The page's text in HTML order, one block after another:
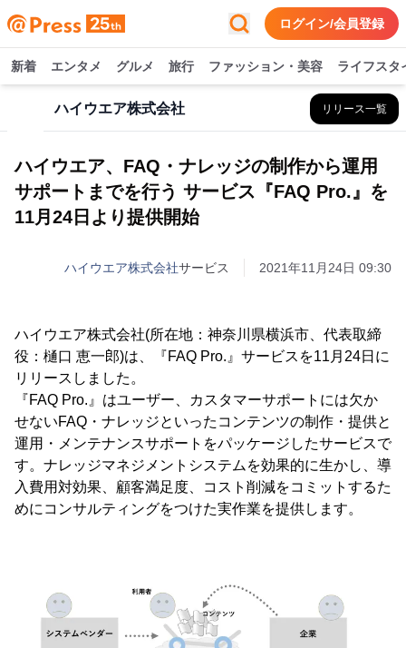
ログイン/会員登録
新着 エンタメ グルメ 旅行 ファッション・美容 ライフスタ
ハイウエア株式会社 リリース一覧
ハイウエア、FAQ・ナレッジの制作から運用
サポートまでを行う サービス『FAQ Pro.』を
11月24日より提供開始
ハイウエア株式会社サービス 2021年11月24日 09:30
ハイウエア株式会社(所在地：神奈川県横浜市、代表取締
役：樋口 恵一郎)は、『FAQ Pro.』サービスを11月24日に
リリースしました。
『FAQ Pro.』はユーザー、カスタマーサポートには欠か
せないFAQ・ナレッジといったコンテンツの制作・提供と
運用・メンテナンスサポートをパッケージしたサービスで
す。ナレッジマネジメントシステムを効果的に生かし、導
入費用対効果、顧客満足度、コスト削減をコミットするた
めにコンサルティングをつけた実作業を提供します。